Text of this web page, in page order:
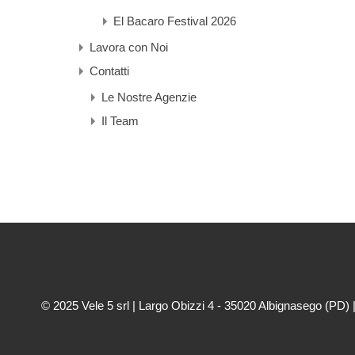
El Bacaro Festival 2026
Lavora con Noi
Contatti
Le Nostre Agenzie
Il Team
© 2025 Vele 5 srl | Largo Obizzi 4 - 35020 Albignasego (PD) |